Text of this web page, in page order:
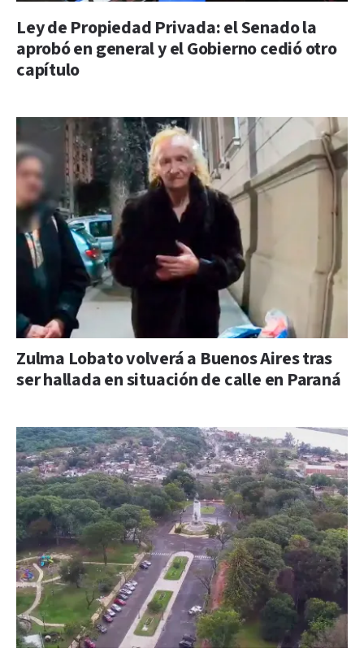
Ley de Propiedad Privada: el Senado la
aprobó en general y el Gobierno cedió otro
capítulo
Zulma Lobato volverá a Buenos Aires tras
ser hallada en situación de calle en Paraná